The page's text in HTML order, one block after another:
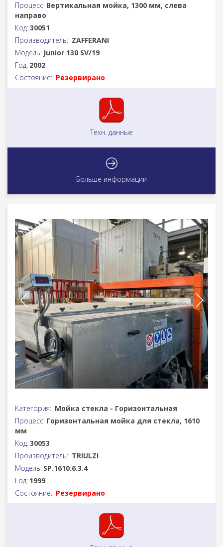
Процесс: Вертикальная мойка, 1300 мм, слева
направо
Код:30051
Производитель: ZAFFERANI
Модель: Junior 130 SV/19
Год: 2002
Состояние: Резервирано
Техн. данные
Больше информации
Категория: Мойка стекла - Горизонтальная
Процесс: Горизонтальная мойка для стекла, 1610
мм
Код:30053
Производитель: TRIULZI
Модель: SP.1610.6.3.4
Год: 1999
Состояние: Резервирано